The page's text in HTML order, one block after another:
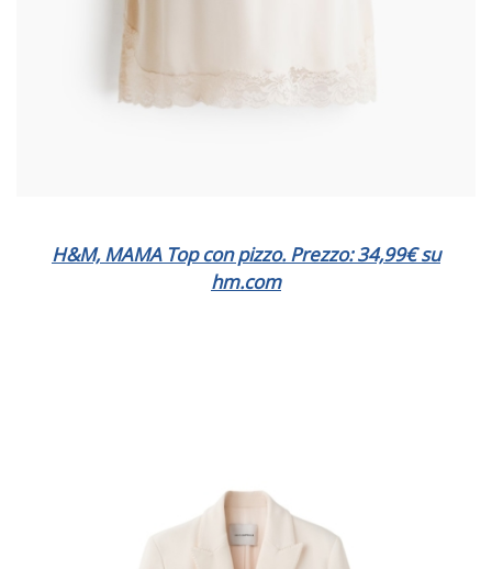
H&M, MAMA Top con pizzo. Prezzo: 34,99€ su
hm.com